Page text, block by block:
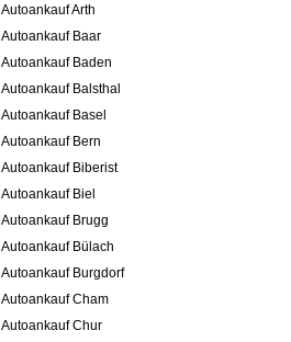
Autoankauf Arth
Autoankauf Baar
Autoankauf Baden
Autoankauf Balsthal
Autoankauf Basel
Autoankauf Bern
Autoankauf Biberist
Autoankauf Biel
Autoankauf Brugg
Autoankauf Bülach
Autoankauf Burgdorf
Autoankauf Cham
Autoankauf Chur